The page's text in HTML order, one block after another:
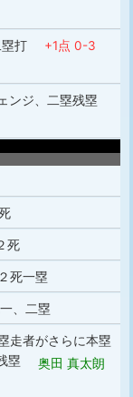
塁打 +1点 0-3
ンジ、二塁残塁
死
死一塁
、二塁
走者がさらに本塁
塁
奥田 真太朗